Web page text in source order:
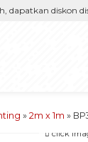
diskon
» 2m x 1m »
click